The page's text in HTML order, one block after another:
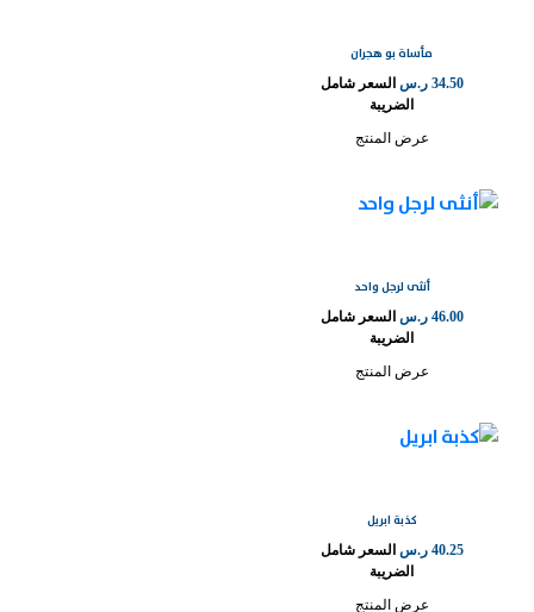
مأساة بو هجران
34.50 ر.س السعر شامل
الضريبة
عرض المنتج
أنثى لرجل واحد
46.00 ر.س السعر شامل
الضريبة
عرض المنتج
كذبة ابريل
40.25 ر.س السعر شامل
الضريبة
عرض المنتج